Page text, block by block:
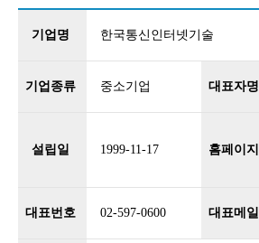
기업명 한국통신인터넷기술
기업종류 중소기업 대표자명
설립일 1999-11-17 홈페이지
대표번호 02-597-0600 대표메일